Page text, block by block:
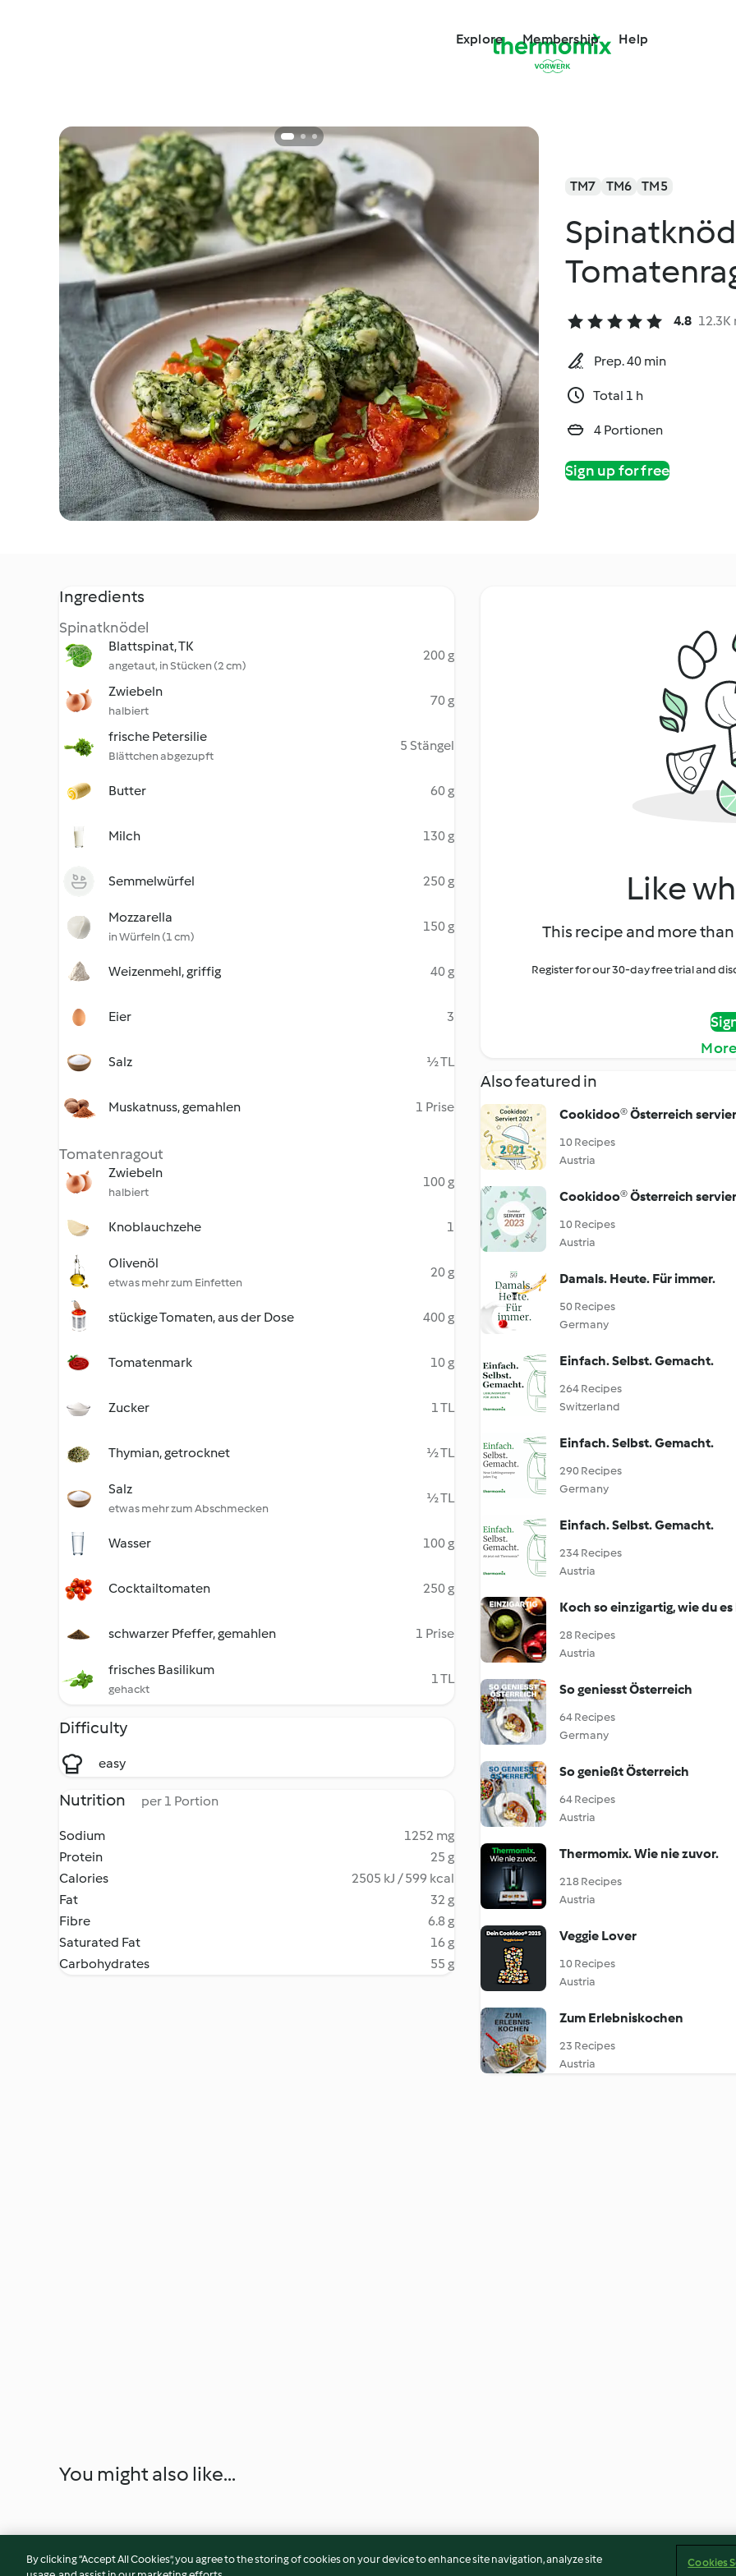
Explore Membership Help
TM7 TM6 TM5
4.8 12.3K
Prep. 40 min
Total 1 h
4 Portionen
Sign up for free
Ingredients
Spinatknödel
Blattspinat, TK
angetaut, in Stücken (2 cm)
200 g
Zwiebeln
halbiert
70 g
frische Petersilie
Blättchen abgezupft
5 Stängel
Butter 60 g
Milch 130 g
Semmelwürfel 250 g
Mozzarella
in Würfeln (1 cm)
150 g
Weizenmehl, griffig 40 g
Eier 3
Salz ½ TL
Muskatnuss, gemahlen 1 Prise
Tomatenragout
Zwiebeln
halbiert
100 g
Knoblauchzehe 1
Olivenöl
etwas mehr zum Einfetten
20 g
stückige Tomaten, aus der Dose 400 g
Tomatenmark 10 g
Zucker 1 TL
Thymian, getrocknet ½ TL
Salz
etwas mehr zum Abschmecken
½ TL
Wasser 100 g
Cocktailtomaten 250 g
schwarzer Pfeffer, gemahlen 1 Prise
frisches Basilikum
gehackt
1 TL
Difficulty
easy
Nutrition per 1 Portion
Sodium
1252 mg
Protein
25 g
Calories
2505 kJ / 599 kcal
Fat
32 g
Fibre
6.8 g
Saturated Fat
16 g
Carbohydrates
55 g
Like
This recipe and more
Register for our 30-day free trial and
Also featured in
Cookidoo® Österreich
10 Recipes
Austria
Cookidoo® Österreich
10 Recipes
Austria
Damals. Heute. Für immer.
50 Recipes
Germany
Einfach. Selbst. Gemacht.
264 Recipes
Switzerland
Einfach. Selbst. Gemacht.
290 Recipes
Germany
Einfach. Selbst. Gemacht.
234 Recipes
Austria
Koch so einzigartig, wie du
28 Recipes
Austria
So geniesst Österreich
64 Recipes
Germany
So genießt Österreich
64 Recipes
Austria
Thermomix. Wie nie zuvor.
218 Recipes
Austria
Veggie Lover
10 Recipes
Austria
Zum Erlebniskochen
23 Recipes
Austria
You might also like...
By clicking “Accept All Cookies”, you agree to the storing of cookies on your device to enhance site navigation, analyze site
Cookies